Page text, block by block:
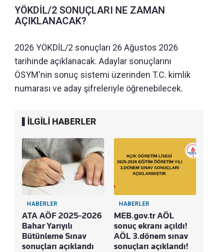
YÖKDİL/2 SONUÇLARI NE ZAMAN
AÇIKLANACAK?
2026 YÖKDİL/2 sonuçları 26 Ağustos 2026
tarihinde açıklanacak. Adaylar sonuçlarını
ÖSYM'nin sonuç sistemi üzerinden T.C. kimlik
numarası ve aday şifreleriyle öğrenebilecek.
İLGİLİ HABERLER
HABERLER
ATA AÖF 2025-2026
Bahar Yarıyılı
Bütünleme Sınav
sonuçları açıklandı
HABERLER
MEB.gov.tr AÖL
sonuç ekranı açıldı!
AÖL 3.dönem sınav
sonuçları açıklandı!